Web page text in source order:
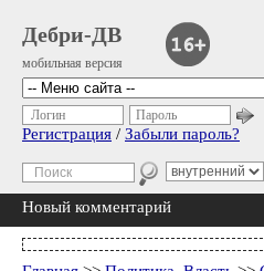
Дебри-ДВ
мобильная версия
Логин Пароль
Регистрация / Забыли пароль?
Новый комментарий